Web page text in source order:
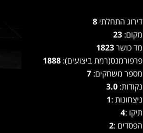
דירוג התחלתי 8
מקום: 23
מד כושר1823
פרפורמנס(רמת ביצועים): 1888
מספר משחקים: 7
נקודות:3.0
ניצחונות :1
תיקו :4
הפסדים :2